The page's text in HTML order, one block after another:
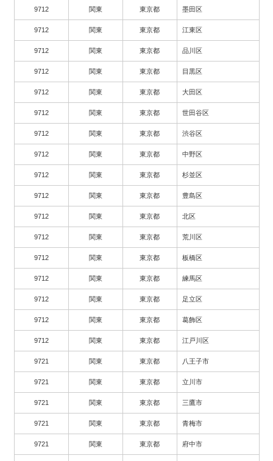
9712 関東 東京都 墨田区
9712 関東 東京都 江東区
9712 関東 東京都 品川区
9712 関東 東京都 目黒区
9712 関東 東京都 大田区
9712 関東 東京都 世田谷区
9712 関東 東京都 渋谷区
9712 関東 東京都 中野区
9712 関東 東京都 杉並区
9712 関東 東京都 豊島区
9712 関東 東京都 北区
9712 関東 東京都 荒川区
9712 関東 東京都 板橋区
9712 関東 東京都 練馬区
9712 関東 東京都 足立区
9712 関東 東京都 葛飾区
9712 関東 東京都 江戸川区
9721 関東 東京都 八王子市
9721 関東 東京都 立川市
9721 関東 東京都 三鷹市
9721 関東 東京都 青梅市
9721 関東 東京都 府中市